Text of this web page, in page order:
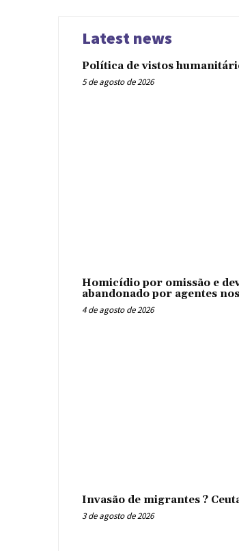
Latest news
Política de vistos
5 de agosto de 2026
Homicídio por omissão e
abandonado por agentes
4 de agosto de 2026
Invasão de migrantes ?
3 de agosto de 2026